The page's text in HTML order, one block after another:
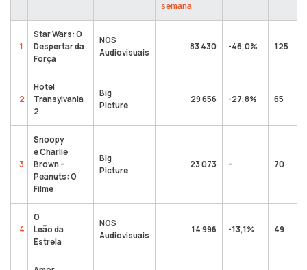
semana
1
Star Wars: O
Despertar da
Força
NOS
Audiovisuais
83 430 -46,0% 125
2
Hotel
Transylvania
2
Big
Picture
29 656 -27,8% 65
3
Snoopy
e Charlie
Brown –
Peanuts: O
Filme
Big
Picture
23 073 – 70
4
O
Leão da
Estrela
NOS
Audiovisuais
14 996 -13,1% 49